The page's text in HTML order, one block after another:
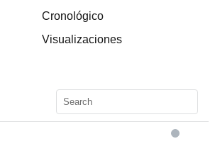
Cronológico
Visualizaciones